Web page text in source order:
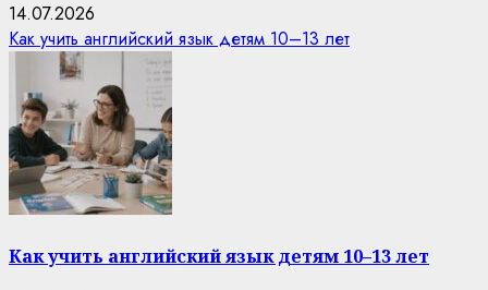
14.07.2026
Как учить английский язык детям 10–13 лет
Как учить английский язык детям 10–13 лет